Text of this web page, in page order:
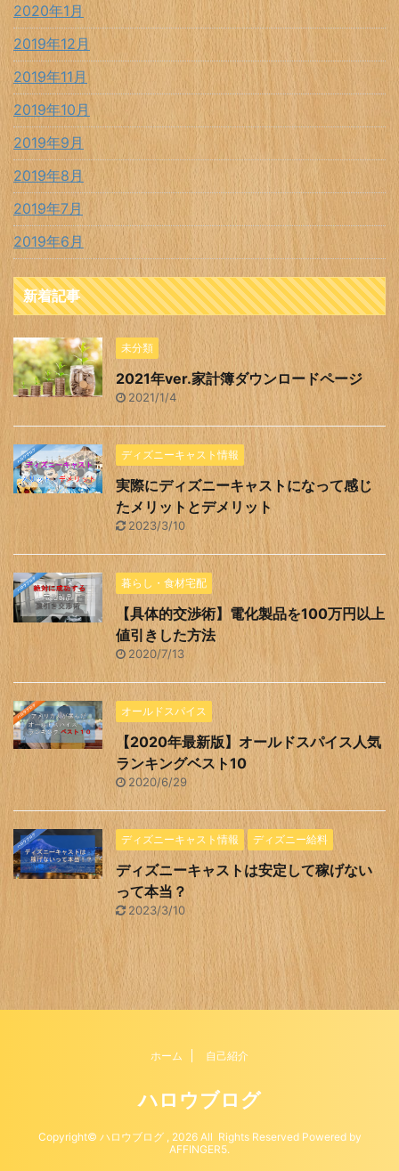
2020年1月
2019年12月
2019年11月
2019年10月
2019年9月
2019年8月
2019年7月
2019年6月
新着記事
未分類
2021年ver.家計簿ダウンロードページ
2021/1/4
ディズニーキャスト情報
実際にディズニーキャストになって感じ
たメリットとデメリット
2023/3/10
暮らし・食材宅配
【具体的交渉術】電化製品を100万円以上
値引きした方法
2020/7/13
オールドスパイス
【2020年最新版】オールドスパイス人気
ランキングベスト10
2020/6/29
ディズニーキャスト情報 ディズニー給料
ディズニーキャストは安定して稼げない
って本当？
2023/3/10
ホーム 自己紹介
ハロウブログ
Copyright© ハロウブログ , 2026 All Rights Reserved Powered by
AFFINGER5.